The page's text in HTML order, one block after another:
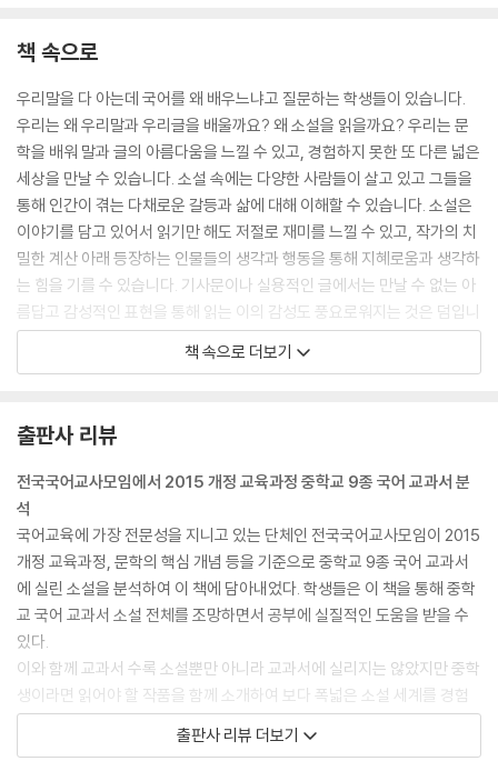
책 속으로
우리말을 다 아는데 국어를 왜 배우느냐고 질문하는 학생들이 있습니다.
우리는 왜 우리말과 우리글을 배울까요? 왜 소설을 읽을까요? 우리는 문
학을 배워 말과 글의 아름다움을 느낄 수 있고, 경험하지 못한 또 다른 넓은
세상을 만날 수 있습니다. 소설 속에는 다양한 사람들이 살고 있고 그들을
통해 인간이 겪는 다채로운 갈등과 삶에 대해 이해할 수 있습니다. 소설은
이야기를 담고 있어서 읽기만 해도 저절로 재미를 느낄 수 있고, 작가의 치
밀한 계산 아래 등장하는 인물들의 생각과 행동을 통해 지혜로움과 생각하
는 힘을 기를 수 있습니다. 기사문이나 실용적인 글에서는 만날 수 없는 아
름답고 감성적인 표현을 통해 읽는 이의 감성도 풍요로워지는 것은 덤입니
다. 청소년기에 좋은 소설을 읽는 것이 꼭 필요한 것은 이런 이유들 때문입
책 속으로 더보기
출판사 리뷰
전국국어교사모임에서 2015 개정 교육과정 중학교 9종 국어 교과서 분
석
국어교육에 가장 전문성을 지니고 있는 단체인 전국국어교사모임이 2015
개정 교육과정, 문학의 핵심 개념 등을 기준으로 중학교 9종 국어 교과서
에 실린 소설을 분석하여 이 책에 담아내었다. 학생들은 이 책을 통해 중학
교 국어 교과서 소설 전체를 조망하면서 공부에 실질적인 도움을 받을 수
있다.
이와 함께 교과서 수록 소설뿐만 아니라 교과서에 실리지는 않았지만 중학
생이라면 읽어야 할 작품을 함께 소개하여 보다 폭넓은 소설 세계를 경험
할 수 있다. 이는 한쪽으로 치우치기 쉬운 학생들의 독서 양상을 균형 잡게
하는 것은 물론 깊이 있는 독서 경험으로 이끌 수 있다.
출판사 리뷰 더보기